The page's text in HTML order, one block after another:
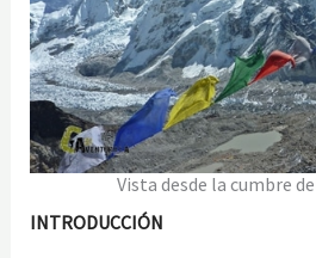
Vista desde la cumbre
INTRODUCCIÓN